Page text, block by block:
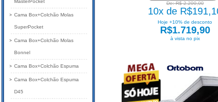
De: R$ 2.200,00
10x de
Hoje +10% de desconto
R$1.719,90
à vista no pix
MasterPocket
Cama Box+Colchão Molas
SuperPocket
Cama Box+Colchão Molas
Bonnel
Cama Box+Colchão Espuma
Cama Box+Colchão Espuma
D45